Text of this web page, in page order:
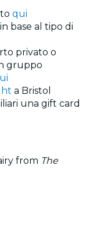
qui
base al tipo di
privato o
gruppo
a Bristol
una gift card
from The